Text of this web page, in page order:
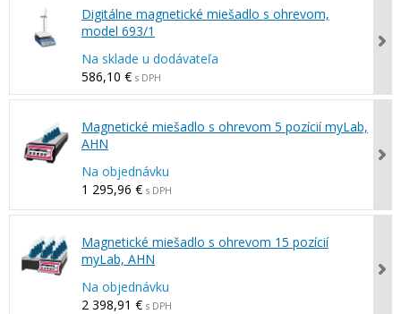
Digitálne magnetické miešadlo s ohrevom,
model 693/1
Na sklade u dodávateľa
586,10 € s DPH
Magnetické miešadlo s ohrevom 5 pozícií myLab,
AHN
Na objednávku
1 295,96 € s DPH
Magnetické miešadlo s ohrevom 15 pozícií
myLab, AHN
Na objednávku
2 398,91 € s DPH